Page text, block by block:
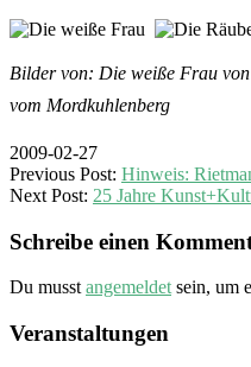
Bilder von: Die weiße Frau
vom Mordkuhlenberg
2009-02-27
Previous Post: Hinweis:
Next Post: 25 Jahre
Schreibe einen
Du musst angemeldet sein, um
Veranstaltungen